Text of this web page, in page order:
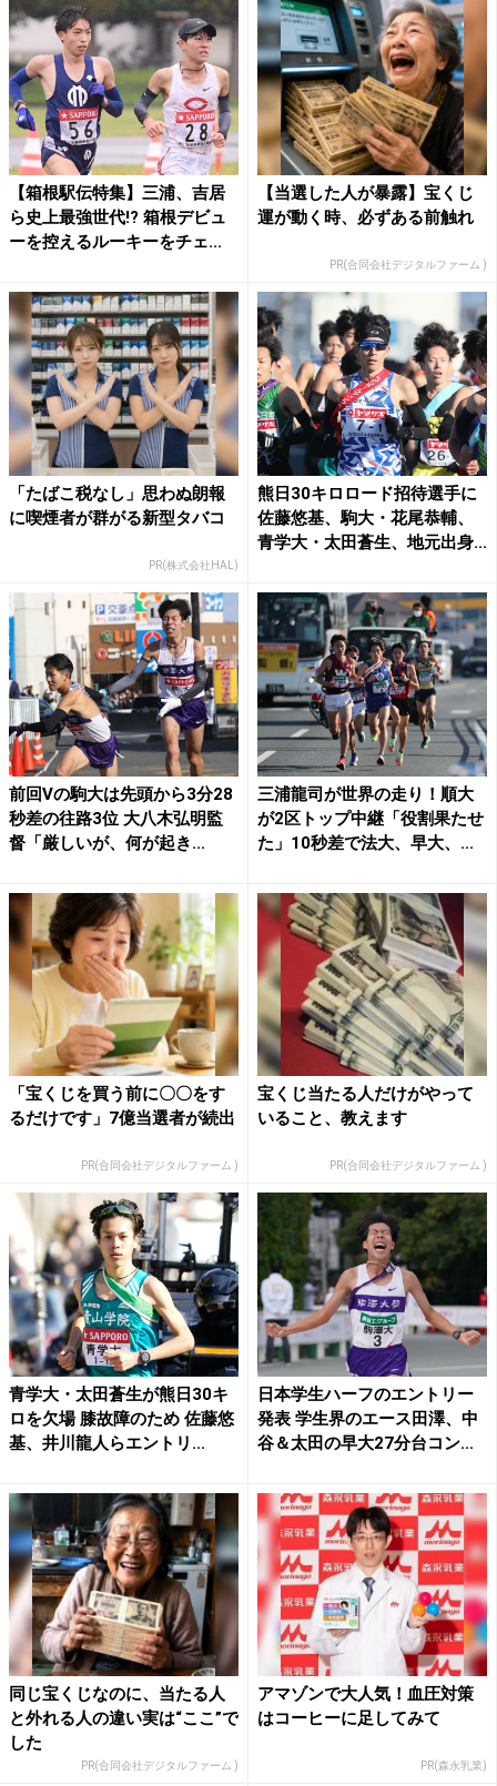
【箱根駅伝特集】三浦、吉居
ら史上最強世代!? 箱根デビュ
ーを控えるルーキーをチェ...
【当選した人が暴露】宝くじ
運が動く時、必ずある前触れ
PR(合同会社デジタルファーム )
「たばこ税なし」思わぬ朗報
に喫煙者が群がる新型タバコ
PR(株式会社HAL)
熊日30キロロード招待選手に
佐藤悠基、駒大・花尾恭輔、
青学大・太田蒼生、地元出身...
前回Vの駒大は先頭から3分28
秒差の往路3位 大八木弘明監
督「厳しいが、何が起き...
三浦龍司が世界の走り！順大
が2区トップ中継「役割果たせ
た」10秒差で法大、早大、...
「宝くじを買う前に〇〇をす
るだけです」7億当選者が続出
PR(合同会社デジタルファーム )
宝くじ当たる人だけがやって
いること、教えます
PR(合同会社デジタルファーム )
青学大・太田蒼生が熊日30キ
ロを欠場 膝故障のため 佐藤悠
基、井川龍人らエントリ...
日本学生ハーフのエントリー
発表 学生界のエース田澤、中
谷＆太田の早大27分台コン...
同じ宝くじなのに、当たる人
と外れる人の違い実は“ここ”で
した
PR(合同会社デジタルファーム )
アマゾンで大人気！血圧対策
はコーヒーに足してみて
PR(森永乳業)